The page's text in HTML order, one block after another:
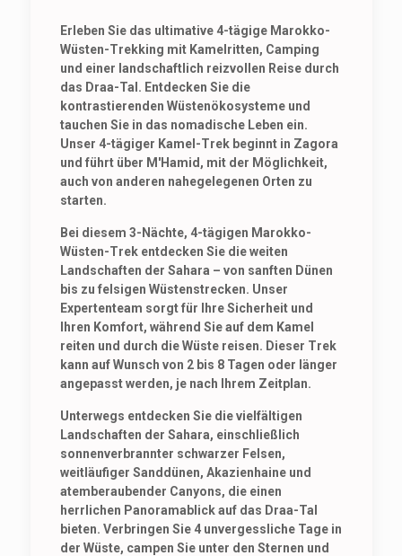
Erleben Sie das ultimative 4-tägige Marokko-
Wüsten-Trekking mit Kamelritten, Camping
und einer landschaftlich reizvollen Reise durch
das Draa-Tal. Entdecken Sie die
kontrastierenden Wüstenökosysteme und
tauchen Sie in das nomadische Leben ein.
Unser 4-tägiger Kamel-Trek beginnt in Zagora
und führt über M'Hamid, mit der Möglichkeit,
auch von anderen nahegelegenen Orten zu
starten.
Bei diesem 3-Nächte, 4-tägigen Marokko-
Wüsten-Trek entdecken Sie die weiten
Landschaften der Sahara – von sanften Dünen
bis zu felsigen Wüstenstrecken. Unser
Expertenteam sorgt für Ihre Sicherheit und
Ihren Komfort, während Sie auf dem Kamel
reiten und durch die Wüste reisen. Dieser Trek
kann auf Wunsch von 2 bis 8 Tagen oder länger
angepasst werden, je nach Ihrem Zeitplan.
Unterwegs entdecken Sie die vielfältigen
Landschaften der Sahara, einschließlich
sonnenverbrannter schwarzer Felsen,
weitläufiger Sanddünen, Akazienhaine und
atemberaubender Canyons, die einen
herrlichen Panoramablick auf das Draa-Tal
bieten. Verbringen Sie 4 unvergessliche Tage in
der Wüste, campen Sie unter den Sternen und